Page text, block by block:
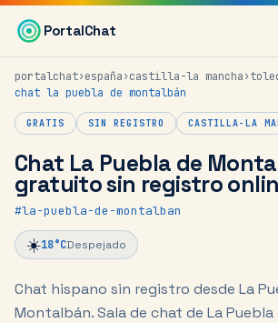
Saltar al contenido principal
PortalChat
portalchat›españa›castilla-la mancha›
chat la puebla de montalbán
GRATIS SIN REGISTRO CASTILLA-LA
Chat La Puebla de
gratuito sin registro
#la-puebla-de-montalban
☀️18°CDespejado
Chat hispano sin registro desde La
Montalbán.Sala de chat de La